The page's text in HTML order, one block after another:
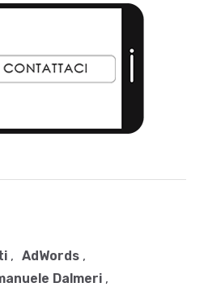
, AdWords ,
Dalmeri ,